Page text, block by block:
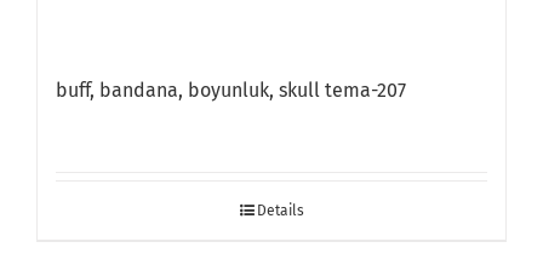
buff, bandana, boyunluk, skull tema-207
Details